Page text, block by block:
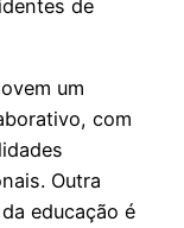
de
um
com
Outra
educação é